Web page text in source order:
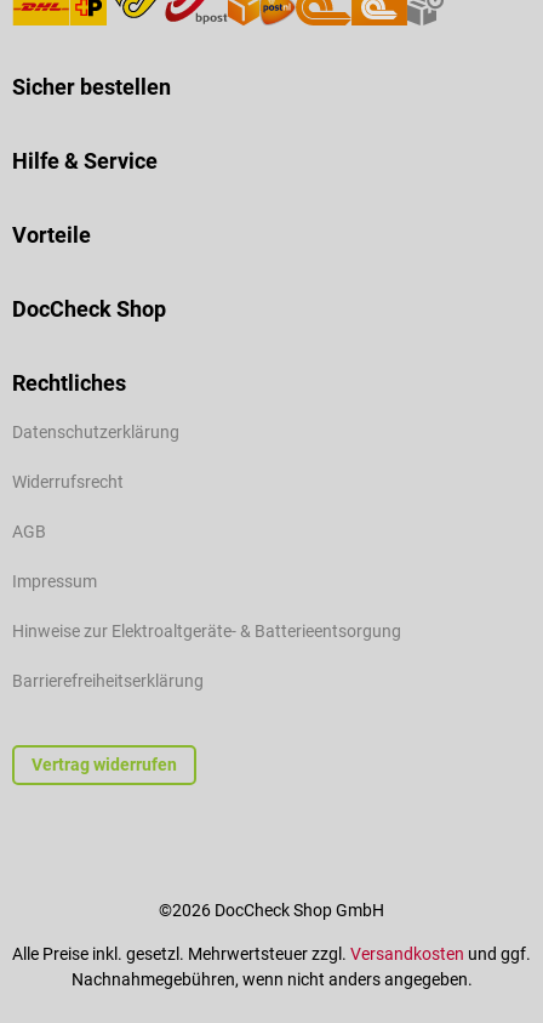
Sicher bestellen
Hilfe & Service
Vorteile
DocCheck Shop
Rechtliches
Datenschutzerklärung
Widerrufsrecht
AGB
Impressum
Hinweise zur Elektroaltgeräte- & Batterieentsorgung
Barrierefreiheitserklärung
Vertrag widerrufen
©2026 DocCheck Shop GmbH
Alle Preise inkl. gesetzl. Mehrwertsteuer zzgl. Versandkosten und ggf.
Nachnahmegebühren, wenn nicht anders angegeben.